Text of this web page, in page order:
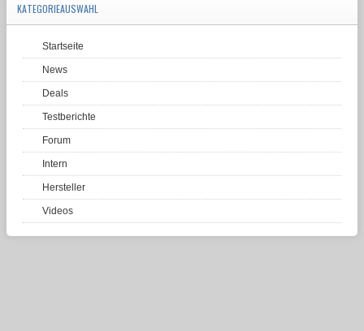
KATEGORIEAUSWAHL
Startseite
News
Deals
Testberichte
Forum
Intern
Hersteller
Videos